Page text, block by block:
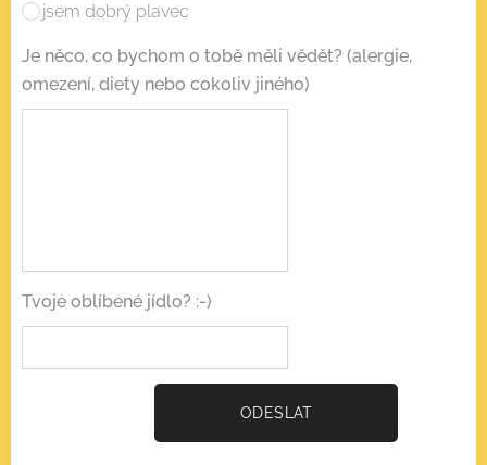
jsem dobrý plavec
Je něco, co bychom o tobě měli vědět? (alergie,
omezení, diety nebo cokoliv jiného)
Tvoje oblíbené jídlo? :-)
ODESLAT